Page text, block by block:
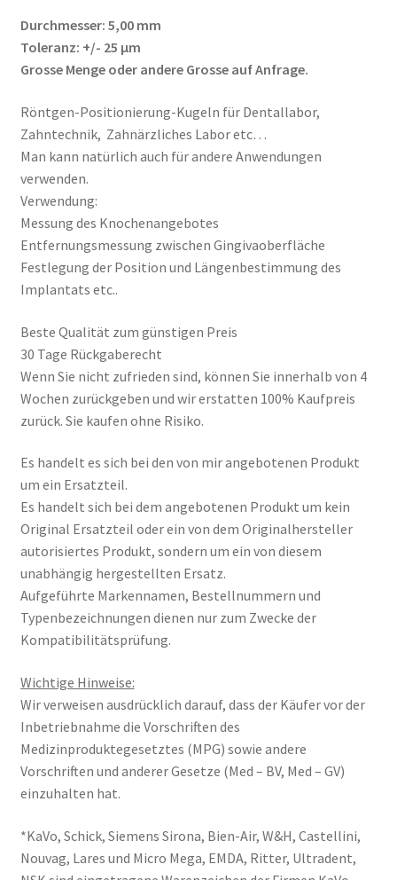
Durchmesser: 5,00 mm
Toleranz: +/- 25 µm
Grosse Menge oder andere Grosse auf Anfrage.
Röntgen-Positionierung-Kugeln für Dentallabor,
Zahntechnik, Zahnärzliches Labor etc…
Man kann natürlich auch für andere Anwendungen
verwenden.
Verwendung:
Messung des Knochenangebotes
Entfernungsmessung zwischen Gingivaoberfläche
Festlegung der Position und Längenbestimmung des
Implantats etc..
Beste Qualität zum günstigen Preis
30 Tage Rückgaberecht
Wenn Sie nicht zufrieden sind, können Sie innerhalb von 4
Wochen zurückgeben und wir erstatten 100% Kaufpreis
zurück. Sie kaufen ohne Risiko.
Es handelt es sich bei den von mir angebotenen Produkt
um ein Ersatzteil.
Es handelt sich bei dem angebotenen Produkt um kein
Original Ersatzteil oder ein von dem Originalhersteller
autorisiertes Produkt, sondern um ein von diesem
unabhängig hergestellten Ersatz.
Aufgeführte Markennamen, Bestellnummern und
Typenbezeichnungen dienen nur zum Zwecke der
Kompatibilitätsprüfung.
Wichtige Hinweise:
Wir verweisen ausdrücklich darauf, dass der Käufer vor der
Inbetriebnahme die Vorschriften des
Medizinproduktegesetztes (MPG) sowie andere
Vorschriften und anderer Gesetze (Med – BV, Med – GV)
einzuhalten hat.
*KaVo, Schick, Siemens Sirona, Bien-Air, W&H, Castellini,
Nouvag, Lares und Micro Mega, EMDA, Ritter, Ultradent,